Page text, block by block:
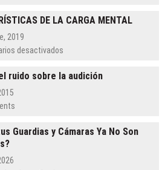
DE LA CARGA MENTAL
2019
desactivados
DE
ruido sobre la audición
Guardias y Cámaras Ya No Son